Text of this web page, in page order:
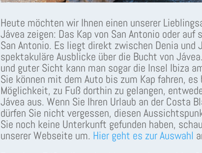
Heute möchten wir Ihnen einen unserer
Jávea zeigen: Das Kap von San Antonio oder auf
San Antonio. Es liegt direkt zwischen Denia und
spektakuläre Ausblicke über die Bucht von
und guter Sicht kann man sogar die Insel Ibiza
Sie können mit dem Auto bis zum Kap fahren,
Möglichkeit, zu Fuß dorthin zu gelangen,
Jávea aus. Wenn Sie Ihren Urlaub an der Costa
dürfen Sie nicht vergessen, diesen
Sie noch keine Unterkunft gefunden haben,
unserer Webseite um. Hier geht es zur Auswahl